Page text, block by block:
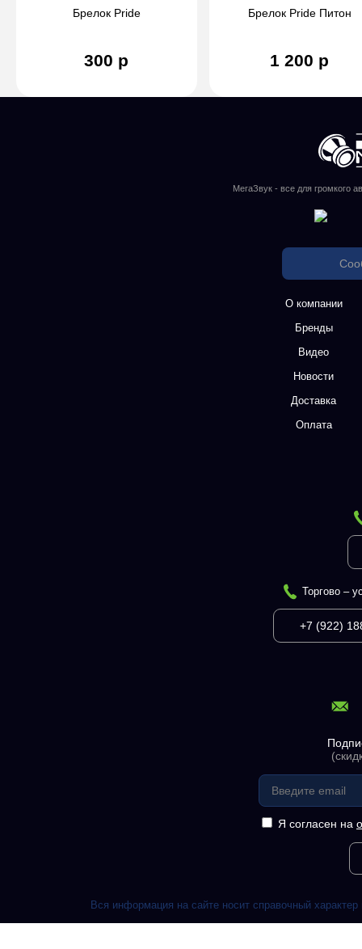
Брелок Pride
300 р
Брелок Pride Питон
1 200 р
МегаЗвук - все для громкого
О компании
Бренды
Видео
Новости
Доставка
Оплата
Торгово –
+7 (922)
Я согласен на
Вся информация на сайте носит справочный